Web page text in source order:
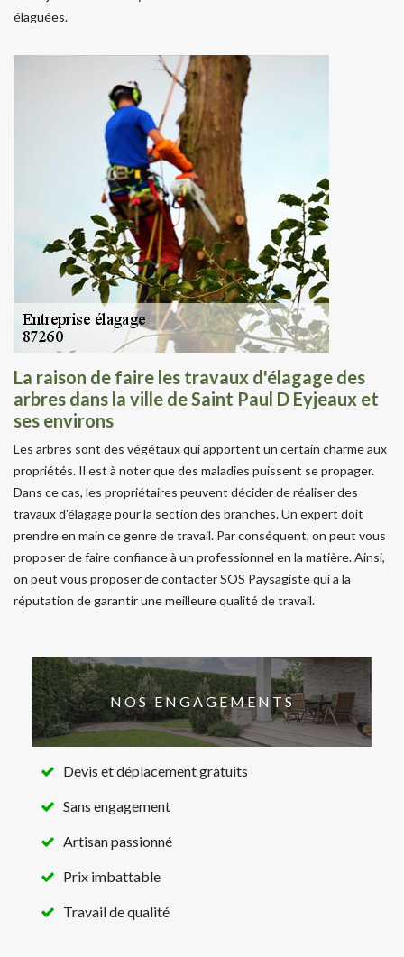
élaguées.
La raison de faire les travaux d'élagage des
arbres dans la ville de Saint Paul D Eyjeaux et
ses environs
Les arbres sont des végétaux qui apportent un certain charme aux
propriétés. Il est à noter que des maladies puissent se propager.
Dans ce cas, les propriétaires peuvent décider de réaliser des
travaux d'élagage pour la section des branches. Un expert doit
prendre en main ce genre de travail. Par conséquent, on peut vous
proposer de faire confiance à un professionnel en la matière. Ainsi,
on peut vous proposer de contacter SOS Paysagiste qui a la
réputation de garantir une meilleure qualité de travail.
NOS ENGAGEMENTS
Devis et déplacement gratuits
Sans engagement
Artisan passionné
Prix imbattable
Travail de qualité